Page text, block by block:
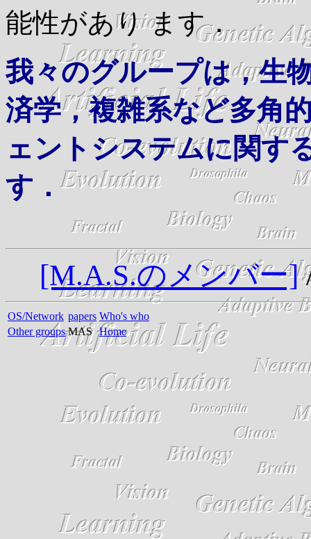
能性があり ます．
我々のグループは，生
済学，複雑系など多角
ェントシステムに関す
す．
[M.A.S.のメンバー]
OS/Network papers Who's who
Other groups MAS Home